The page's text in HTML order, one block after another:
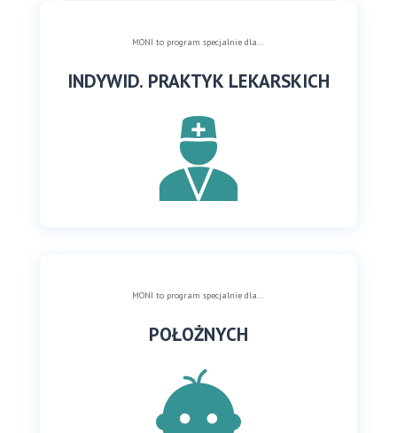
MONI to program specjalnie dla…
INDYWID. PRAKTYK LEKARSKICH
MONI to program specjalnie dla…
POŁOŻNYCH